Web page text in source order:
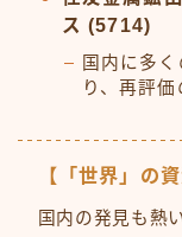
ス (5714)
国内に多
り、再評価
【「世界」の
国内の発見も熱